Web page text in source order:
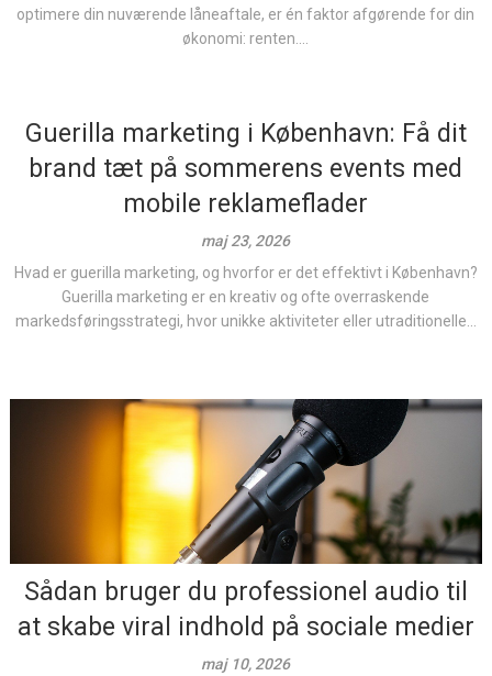
optimere din nuværende låneaftale, er én faktor afgørende for din
økonomi: renten....
Guerilla marketing i København: Få dit
brand tæt på sommerens events med
mobile reklameflader
maj 23, 2026
Hvad er guerilla marketing, og hvorfor er det effektivt i København?
Guerilla marketing er en kreativ og ofte overraskende
markedsføringsstrategi, hvor unikke aktiviteter eller utraditionelle...
Sådan bruger du professionel audio til
at skabe viral indhold på sociale medier
maj 10, 2026